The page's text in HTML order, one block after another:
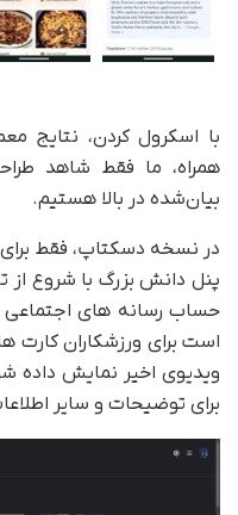
با اسکرول کردن، نتایج
همراه، ما فقط شاهد
بیان‌شده در بالا هستیم.
در نسخه دسکتاپ، فقط برای
پنل دانش بزرگ با شروع از
حساب رسانه های
است برای ورزشکاران کارت
ویدیوی اخیر نمایش داده
برای توضیحات و سایر